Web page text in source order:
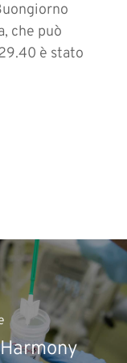
che può
è stato